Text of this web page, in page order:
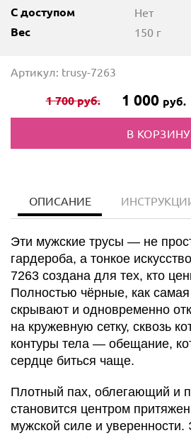
С доступом Нет
Вес 150 г
Артикул: trusy-7263
1 700руб. 1 000 руб.
ОПИСАНИЕ
Эти мужские трусы — не
гардероба, а тонкое
7263 создана для тех, кто
Полностью чёрные, как
скрывают и одновременно
на кружевную сетку, сквозь
контуры тела — обещание,
сердце биться чаще.
Плотный пах, облегающий и
становится центром
мужской силе и уверенности.